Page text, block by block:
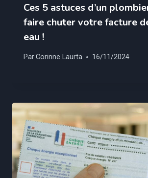
Ces 5 astuces d’un
faire chuter votre facture
eau !
ParCorinne Laurta 16/11/2024